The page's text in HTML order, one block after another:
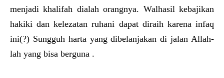
menjadi khalifah dialah orangnya. Walhasil kebajikan
hakiki dan kelezatan ruhani dapat diraih karena infaq
ini(?) Sungguh harta yang dibelanjakan di jalan Allah-
lah yang bisa berguna .